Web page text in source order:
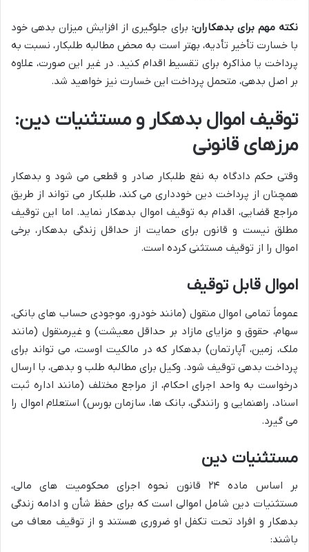
نکته مهم برای بدهکاران: برای جلوگیری از افزایش میزان بدهی خود
با خسارت تأخیر تأدیه، بهتر است به محض مطالبه طلبکار، نسبت به
پرداخت یا مذاکره برای تقسیط اقدام کنید. در غیر این صورت، علاوه
بر اصل بدهی، متحمل پرداخت این خسارت نیز خواهید شد.
توقیف اموال بدهکار و مستثنیات دین:
مرزهای قانونی
وقتی حکم دادگاه به نفع طلبکار صادر و قطعی می شود و بدهکار
همچنان از پرداخت دین خودداری می کند، طلبکار می تواند از طریق
مراجع قضایی، اقدام به توقیف اموال بدهکار نماید. اما این توقیف
مطلق نیست و قانون برای حمایت از حداقل زندگی بدهکار، برخی
اموال را از توقیف مستثنی کرده است.
اموال قابل توقیف
عموماً تمامی اموال منقول (مانند خودرو، موجودی حساب های بانکی،
سهام، حقوق و مزایای مازاد بر حداقل معیشت) و غیرمنقول (مانند
ملک، زمین، آپارتمان) بدهکار که در مالکیت اوست، می تواند برای
پرداخت بدهی توقیف شود. وکیل برای مطالبه طلب و بدهی، با ارسال
درخواست به واحد اجرای احکام، از مراجع مختلف (مانند اداره ثبت
اسناد، راهنمایی و رانندگی، بانک ها، سازمان بورس) استعلام اموال را
می گیرد.
مستثنیات دین
بر اساس ماده ۲۴ قانون نحوه اجرای محکومیت های مالی،
مستثنیات دین شامل اموالی است که برای حفظ شأن و ادامه زندگی
بدهکار و افراد تحت تکفل او ضروری هستند و از توقیف معاف می
باشند: